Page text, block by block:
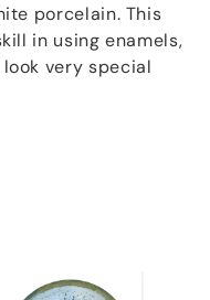
porcelain. This
in using enamels,
very special